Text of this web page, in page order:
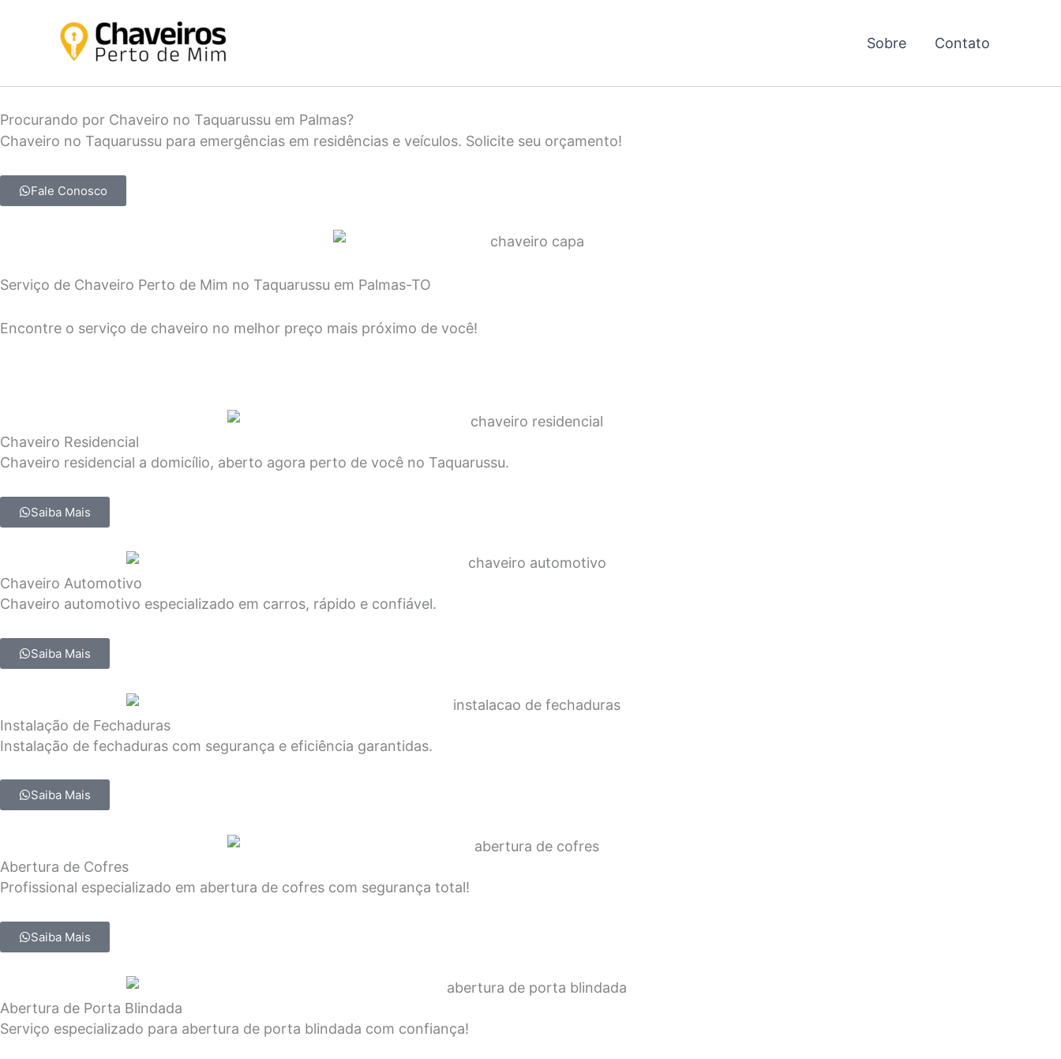
Sobre Contato
Procurando por Chaveiro no Taquarussu em Palmas?
Chaveiro no Taquarussu para emergências em residências e veículos. Solicite seu orçamento!
Fale Conosco
Serviço de Chaveiro Perto de Mim no Taquarussu em Palmas-TO
Encontre o serviço de chaveiro no melhor preço mais próximo de você!
Chaveiro Residencial
Chaveiro residencial a domicílio, aberto agora perto de você no Taquarussu.
Saiba Mais
Chaveiro Automotivo
Chaveiro automotivo especializado em carros, rápido e confiável.
Saiba Mais
Instalação de Fechaduras
Instalação de fechaduras com segurança e eficiência garantidas.
Saiba Mais
Abertura de Cofres
Profissional especializado em abertura de cofres com segurança total!
Saiba Mais
Abertura de Porta Blindada
Serviço especializado para abertura de porta blindada com confiança!